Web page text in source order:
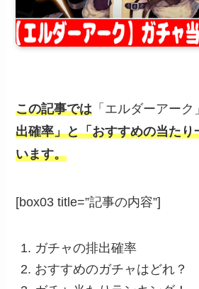
この記事では 「エルダーアーク
出確率」と「おすすめの当たり
います。
[box03 title=”記事の内容”]
ガチャの排出確率
おすすめのガチャはどれ？